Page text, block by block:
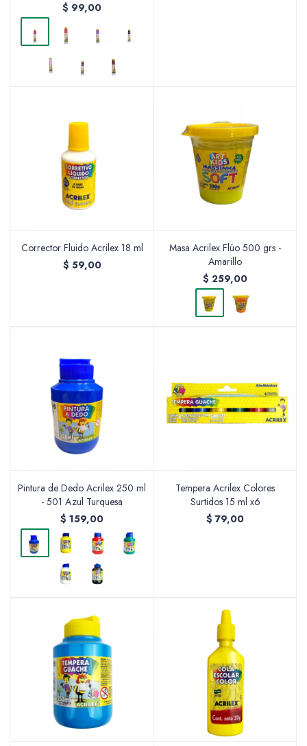
$ 99,00
Corrector Fluido Acrilex 18 ml
$ 59,00
Masa Acrilex Flúo 500 grs -
Amarillo
$ 259,00
Pintura de Dedo Acrilex 250 ml
- 501 Azul Turquesa
$ 159,00
Tempera Acrilex Colores
Surtidos 15 ml x6
$ 79,00